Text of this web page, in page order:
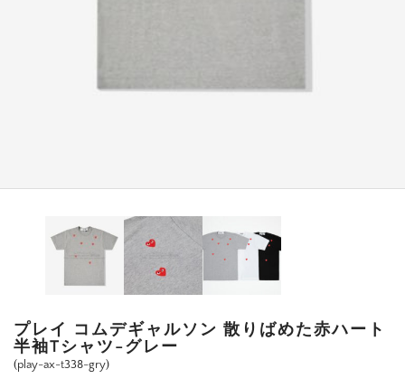
プレイ コムデギャルソン 散りばめた赤ハート
半袖Tシャツ-グレー
(play-ax-t338-gry)